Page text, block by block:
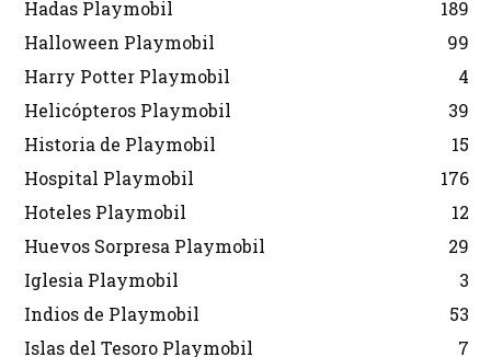
Hadas Playmobil
189
Halloween Playmobil
99
Harry Potter Playmobil
4
Helicópteros Playmobil
39
Historia de Playmobil
15
Hospital Playmobil
176
Hoteles Playmobil
12
Huevos Sorpresa Playmobil
29
Iglesia Playmobil
3
Indios de Playmobil
53
Islas del Tesoro Playmobil
7